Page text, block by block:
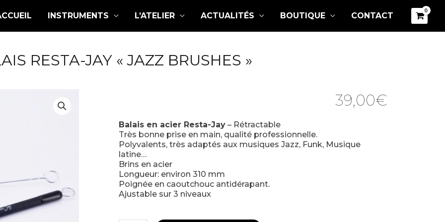
INSTRUMENTS L’ATELIER ACTUALITÉS BOUTIQUE CONTACT
RESTA-JAY « JAZZ BRUSHES »
39,00€
Balais en acier Resta-Jay – Rétractable
Très bonne prise en main, qualité professionnelle.
Polyvalents, très adaptés aux musiques Jazz, Funk, Musique
latine…
Brins en acier
Longueur: environ 310 mm
Poignée en caoutchouc antidérapant.
Ajustable sur 3 niveaux